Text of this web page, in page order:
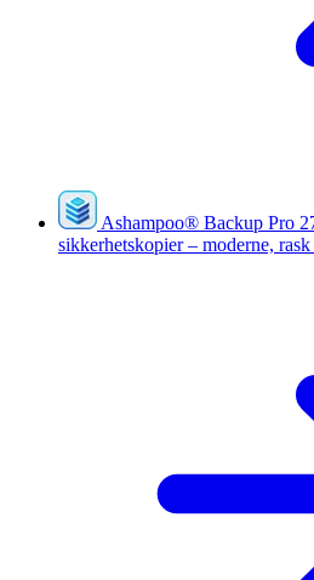
Ashampoo® Backup Pro
sikkerhetskopier – moderne,